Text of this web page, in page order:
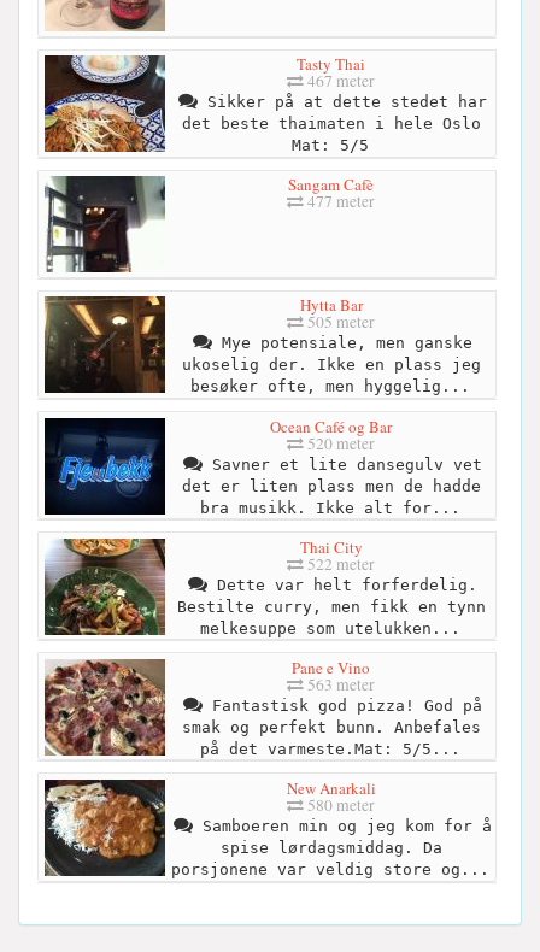
Tasty Thai
467 meter
Sikker på at dette stedet har
det beste thaimaten i hele Oslo
Mat: 5/5
Sangam Cafè
477 meter
Hytta Bar
505 meter
Mye potensiale, men ganske
ukoselig der. Ikke en plass jeg
besøker ofte, men hyggelig...
Ocean Café og Bar
520 meter
Savner et lite dansegulv vet
det er liten plass men de hadde
bra musikk. Ikke alt for...
Thai City
522 meter
Dette var helt forferdelig.
Bestilte curry, men fikk en tynn
melkesuppe som utelukken...
Pane e Vino
563 meter
Fantastisk god pizza! God på
smak og perfekt bunn. Anbefales
på det varmeste.Mat: 5/5...
New Anarkali
580 meter
Samboeren min og jeg kom for å
spise lørdagsmiddag. Da
porsjonene var veldig store og...